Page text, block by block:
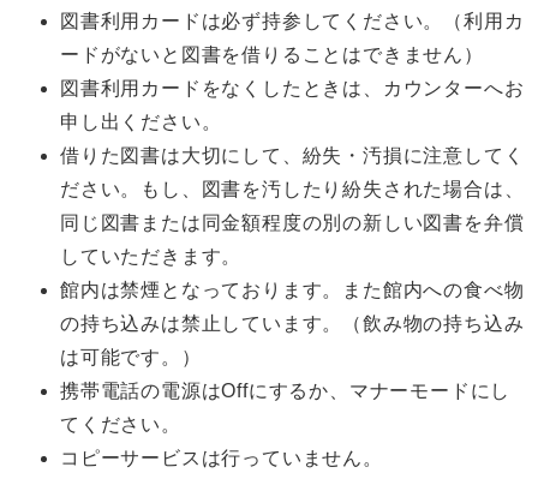
図書利用カードは必ず持参してください。（利用カ
ードがないと図書を借りることはできません）
図書利用カードをなくしたときは、カウンターへお
申し出ください。
借りた図書は大切にして、紛失・汚損に注意してく
ださい。もし、図書を汚したり紛失された場合は、
同じ図書または同金額程度の別の新しい図書を弁償
していただきます。
館内は禁煙となっております。また館内への食べ物
の持ち込みは禁止しています。（飲み物の持ち込み
は可能です。）
携帯電話の電源はOffにするか、マナーモードにし
てください。
コピーサービスは行っていません。